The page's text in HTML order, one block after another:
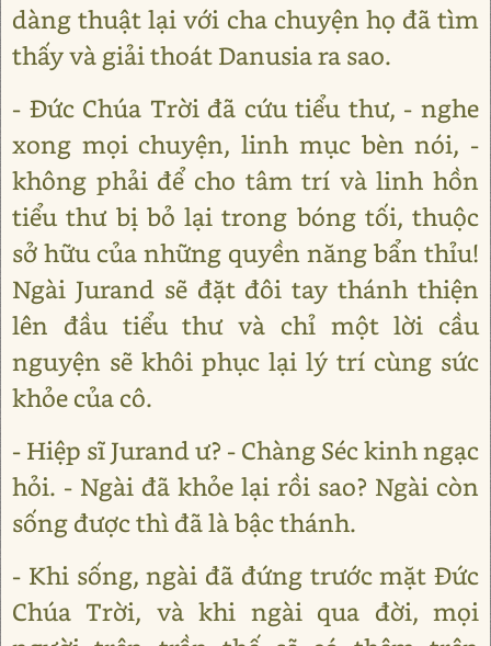
dàng thuật lại với cha chuyện họ đã tìm
thấy và giải thoát Danusia ra sao.
- Đức Chúa Trời đã cứu tiểu thư, - nghe
xong mọi chuyện, linh mục bèn nói, -
không phải để cho tâm trí và linh hồn
tiểu thư bị bỏ lại trong bóng tối, thuộc
sở hữu của những quyền năng bẩn thỉu!
Ngài Jurand sẽ đặt đôi tay thánh thiện
lên đầu tiểu thư và chỉ một lời cầu
nguyện sẽ khôi phục lại lý trí cùng sức
khỏe của cô.
- Hiệp sĩ Jurand ư? - Chàng Séc kinh ngạc
hỏi. - Ngài đã khỏe lại rồi sao? Ngài còn
sống được thì đã là bậc thánh.
- Khi sống, ngài đã đứng trước mặt Đức
Chúa Trời, và khi ngài qua đời, mọi